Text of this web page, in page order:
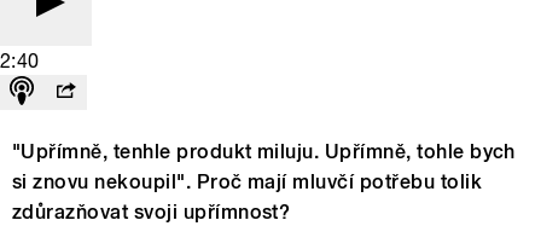
2:40
"Upřímně, tenhle produkt miluju. Upřímně, tohle bych
si znovu nekoupil". Proč mají mluvčí potřebu tolik
zdůrazňovat svoji upřímnost?